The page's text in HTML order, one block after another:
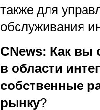
также для
обслуживания
CNews: Как вы
в области
собственные
рынку?